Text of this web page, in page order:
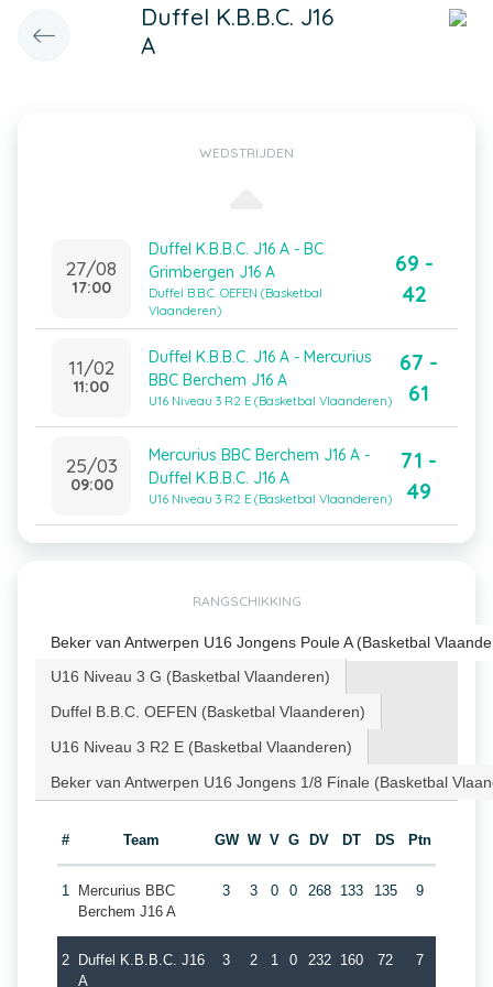
Duffel K.B.B.C. J16
A
WEDSTRIJDEN
27/08
17:00
Duffel K.B.B.C. J16 A - BC
Grimbergen J16 A
Duffel B.B.C. OEFEN (Basketbal
Vlaanderen)
69 -
42
11/02
11:00
Duffel K.B.B.C. J16 A - Mercurius
BBC Berchem J16 A
U16 Niveau 3 R2 E (Basketbal Vlaanderen)
67 -
61
25/03
09:00
Mercurius BBC Berchem J16 A -
Duffel K.B.B.C. J16 A
U16 Niveau 3 R2 E (Basketbal Vlaanderen)
71 -
49
RANGSCHIKKING
Beker van Antwerpen U16 Jongens Poule A (Basketbal
U16 Niveau 3 G (Basketbal Vlaanderen)
Duffel B.B.C. OEFEN (Basketbal Vlaanderen)
U16 Niveau 3 R2 E (Basketbal Vlaanderen)
Beker van Antwerpen U16 Jongens 1/8 Finale (Basketbal
# Team GW W V G DV DT DS Ptn
1
Mercurius BBC
Berchem J16 A
3 3 0 0 268 133 135 9
2
Duffel K.B.B.C. J16
A
3 2 1 0 232 160 72 7